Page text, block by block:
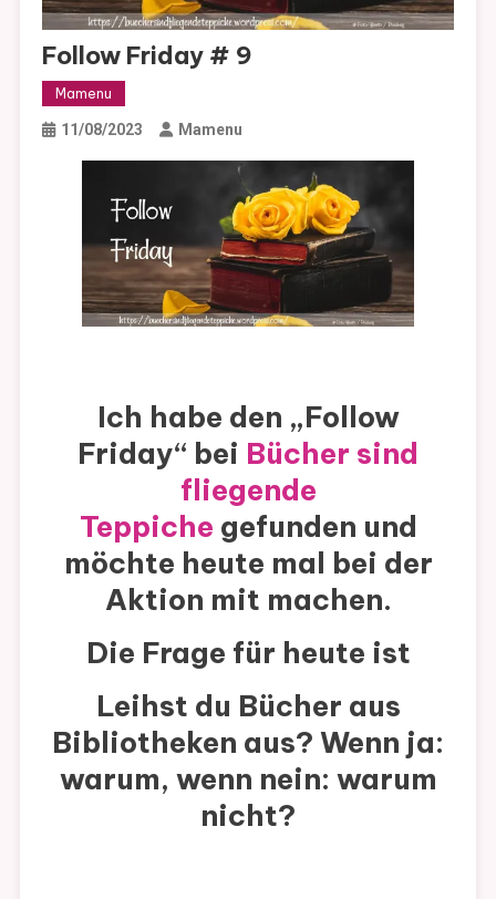
Follow Friday # 9
Mamenu
11/08/2023 Mamenu
Ich habe den „Follow
Friday“ bei Bücher sind
fliegende
Teppiche gefunden und
möchte heute mal bei der
Aktion mit machen.
Die Frage für heute ist
Leihst du Bücher aus
Bibliotheken aus? Wenn ja:
warum, wenn nein: warum
nicht?